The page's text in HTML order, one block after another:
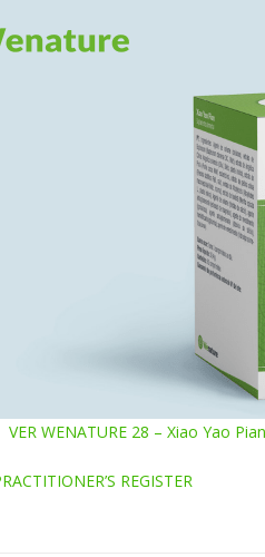
VER WENATURE 28 – Xiao Yao
REGISTER